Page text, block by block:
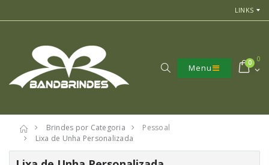
LINKS
Menu
0
0
Brindes por Categoria
Pessoal
Lixa de Unha Personalizada